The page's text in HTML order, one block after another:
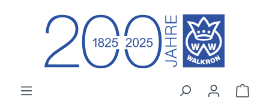
Zum Hauptinhalt springen